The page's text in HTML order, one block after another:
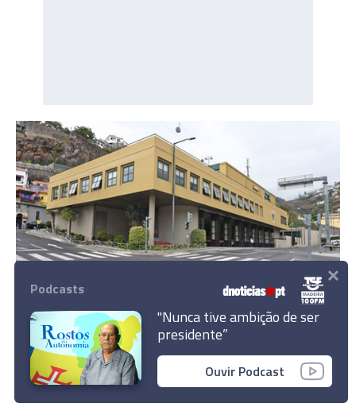
CASOS DO DIA
Despiste fere motociclista em frente ao
quartel dos BVM
3 Nov 18:01
Podcasts
"Nunca tive ambição de ser
presidente”
Ouvir Podcast
×